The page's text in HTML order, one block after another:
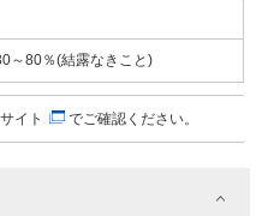
～80％(結露なきこと)
イト でご確認ください。